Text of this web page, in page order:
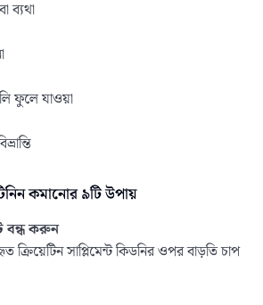
ব্যথা
ফুলে যাওয়া
কমানোর ৯টি উপায়
বন্ধ করুন
সাপ্লিমেন্ট কিডনির ওপর বাড়তি চাপ